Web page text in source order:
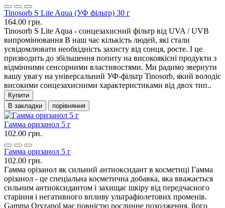
Tinosorb S Lite Aqua (УФ фільтр) 30 г
164.00 грн.
Tinosorb S Lite Aqua - сонцезахисний фільтр від UVA / UVB
випромінювання В наш час кількість людей, які стали
усвідомлювати необхідність захисту від сонця, росте. І це
призводить до збільшення попиту на високоякісні продукти з
відмінними сенсорними властивостями. Ми радимо звернути
вашу увагу на універсальний УФ-фільтр Tinosorb, який володіє
високими сонцезахисними характеристиками від двох тип..
Купити
В закладки
порівняння
Гамма оризанол 5 г
102.00 грн.
Гамма оризанол 5 г
102.00 грн.
Гамма орізанол як сильний антиоксидант в косметиці Гамма
орізанол - це спеціальна косметична добавка, яка вважається
сильним антиоксидантом і захищає шкіру від передчасного
старіння і негативного впливу ультрафіолетових променів.
Gamma Oryzanol має повністю рослинне походження, його